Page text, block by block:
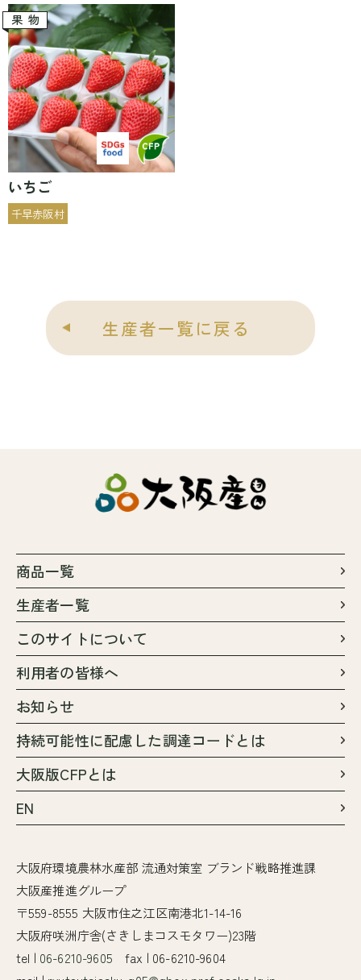
いちご
千早赤阪村
果物
生産者一覧に戻る
商品一覧
生産者一覧
このサイトについて
利用者の皆様へ
お知らせ
持続可能性に配慮した調達コードとは
大阪版CFPとは
EN
大阪府環境農林水産部 流通対策室 ブランド戦略推進課
大阪産推進グループ
〒559-8555 大阪市住之江区南港北1-14-16
大阪府咲洲庁舎(さきしまコスモタワー)23階
tel | 06-6210-9605 fax | 06-6210-9604